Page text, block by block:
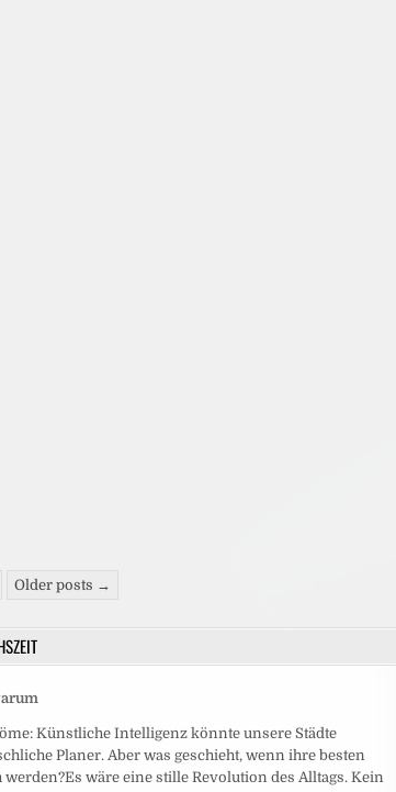
Older posts →
Künstliche Intelligenz könnte unsere Städte
Planer. Aber was geschieht, wenn ihre besten
wäre eine stille Revolution des Alltags. Kein